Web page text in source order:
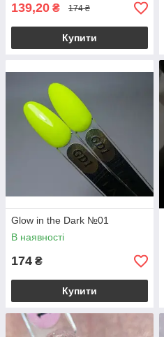
139,20 ₴ 174 ₴
Купити
Glow in the Dark №01
В наявності
174 ₴
Купити